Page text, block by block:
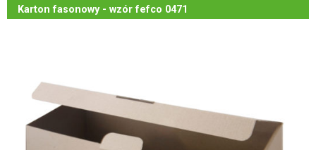
Karton fasonowy - wzór fefco 0471